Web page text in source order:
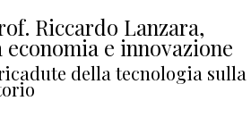
Riccardo Lanzara,
e innovazione
della tecnologia sulla